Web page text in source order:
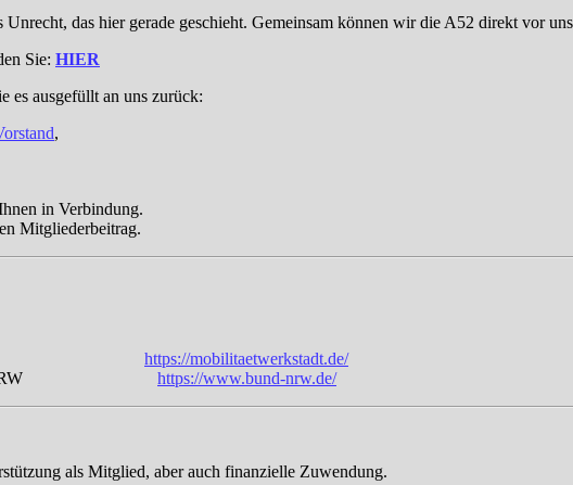
das hier gerade geschieht. Gemeinsam können wir die A52 direkt vor
Sie: HIER
es ausgefüllt an uns zurück:
,
in Verbindung.
Mitgliederbeitrag.
Ruhrgebiet https://mobilitaetwerkstadt.de/
NRW https://www.bund-nrw.de/
als Mitglied, aber auch finanzielle Zuwendung.